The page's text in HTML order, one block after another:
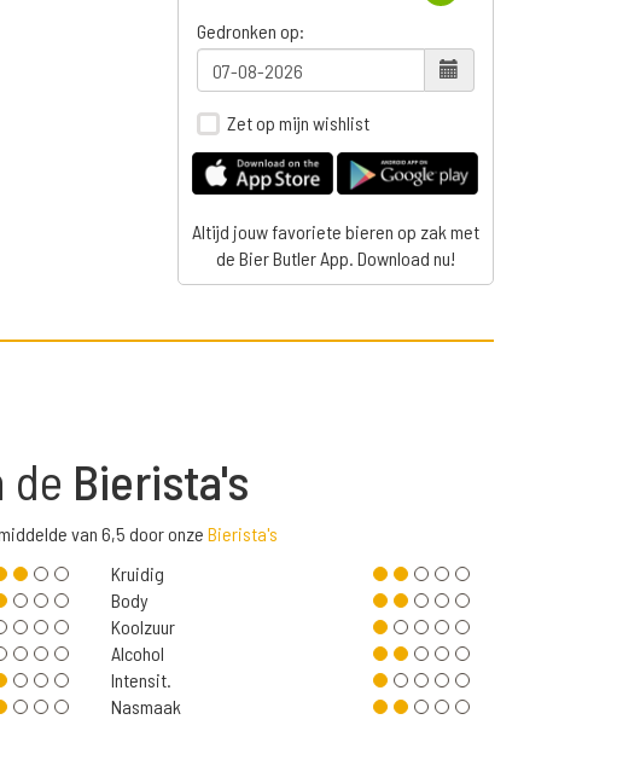
Gedronken op:
Zet op mijn wishlist
Altijd jouw favoriete bieren op zak met
de Bier Butler App. Download nu!
de Bierista's
van 6,5 door onze Bierista's
Kruidig
Body
Koolzuur
Alcohol
Intensit.
Nasmaak